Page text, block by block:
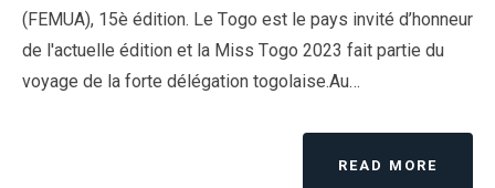
(FEMUA), 15è édition. Le Togo est le pays invité d’honneur
de l'actuelle édition et la Miss Togo 2023 fait partie du
voyage de la forte délégation togolaise.Au…
READ MORE